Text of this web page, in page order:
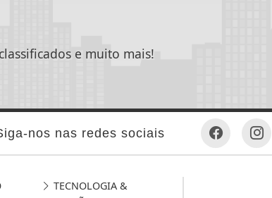
e muito mais!
nos nas redes sociais
TECNOLOGIA &